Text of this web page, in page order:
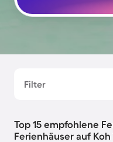
Filter
Top 15 empfohlene
Ferienhäuser auf Koh